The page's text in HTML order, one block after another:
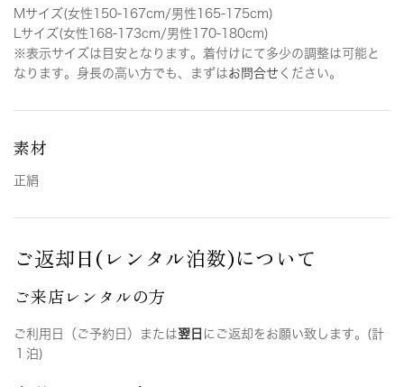
Mサイズ(女性150-167cm/男性165-175cm)
Lサイズ(女性168-173cm/男性170-180cm)
※表示サイズは目安となります。着付けにて多少の調整は可能と
なります。身長の高い方でも、まずはお問合せ ください。
素材
正絹
ご返却日(レンタル泊数)について
ご来店レンタルの方
ご利用日（ご予約日）または翌日 にご返却をお願い致します。(計
１泊)